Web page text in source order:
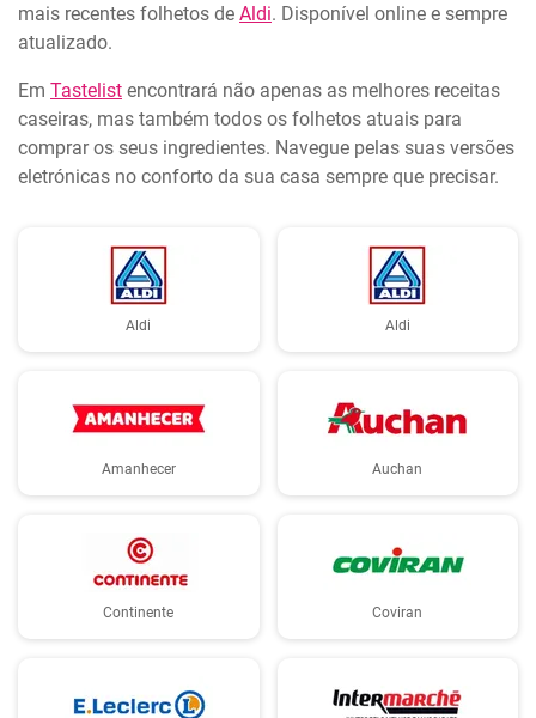
mais recentes folhetos de Aldi. Disponível online e sempre
atualizado.
Em Tastelist encontrará não apenas as melhores receitas
caseiras, mas também todos os folhetos atuais para
comprar os seus ingredientes. Navegue pelas suas versões
eletrónicas no conforto da sua casa sempre que precisar.
Aldi Aldi
Amanhecer Auchan
Continente Coviran